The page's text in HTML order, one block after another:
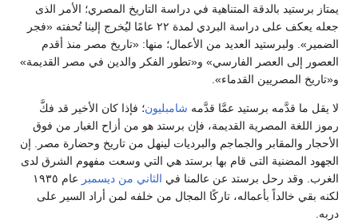
يمتاز برستيد بالدقة المتناهية في دراسة التاريخ المصري؛ الأمر الذى
جعله يعكف على دراسة البردي لمدة ٢٢ عامًا ليُخرج إلينا تُحفته «فجر
الضمير». ولبرستيد العديد من الأعمال؛ منها: «تاريخ مصر منذ أقدم
العصور إلى العصر الفارسي» و«تطور الفكر والدين في مصر القديمة»
و«تاريخ المصريين القدماء».
لا يقل ما قدَّمه برستيد عمَّا قدَّمه شامبليون؛ فإذا كان الأخير قد فكَّ
رموز اللغة المصرية القديمة، فإن برستد هو من أزاح الغبار من فوق
الأحجار والمقابر والجماجم والبرديات لينهل من تاريخ وحضارة مصر. إن
الجهود المضنية التى قام بها برستد هي التي وسعت مفهوم الشرق لدى
الغرب. وقد رحل برستد عن عالمنا في الثاني من ديسمبر
عام ١٩٣٥
لكنه بقي خالداً بأعماله، تاركًا المجال من خلفه لمن أراد السير على
دربه.